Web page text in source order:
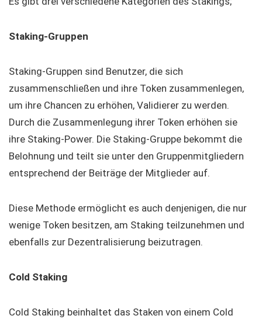
Staking-Gruppen
Staking-Gruppen sind Benutzer, die sich
zusammenschließen und ihre Token zusammenlegen,
um ihre Chancen zu erhöhen, Validierer zu werden.
Durch die Zusammenlegung ihrer Token erhöhen sie
ihre Staking-Power. Die Staking-Gruppe bekommt die
Belohnung und teilt sie unter den Gruppenmitgliedern
entsprechend der Beiträge der Mitglieder auf.
Diese Methode ermöglicht es auch denjenigen, die nur
wenige Token besitzen, am Staking teilzunehmen und
ebenfalls zur Dezentralisierung beizutragen.
Cold Staking
Cold Staking beinhaltet das Staken von einem Cold